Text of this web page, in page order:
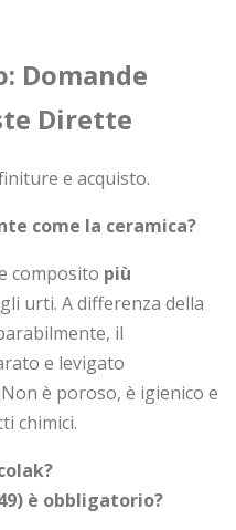
Domande
Dirette
e acquisto.
come la ceramica?
composito più
urti. A differenza della
il
e levigato
è poroso, è igienico e
chimici.
è obbligatorio?